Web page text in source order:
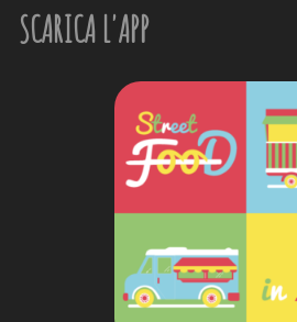
SCARICA L'APP